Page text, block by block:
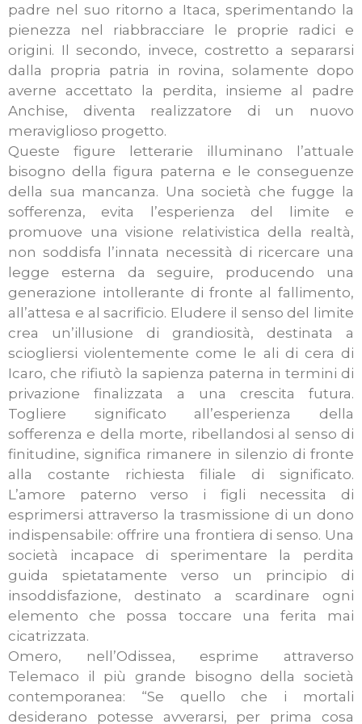
padre nel suo ritorno a Itaca, sperimentando la
pienezza nel riabbracciare le proprie radici e
origini. Il secondo, invece, costretto a separarsi
dalla propria patria in rovina, solamente dopo
averne accettato la perdita, insieme al padre
Anchise, diventa realizzatore di un nuovo
meraviglioso progetto.
Queste figure letterarie illuminano l’attuale
bisogno della figura paterna e le conseguenze
della sua mancanza. Una società che fugge la
sofferenza, evita l’esperienza del limite e
promuove una visione relativistica della realtà,
non soddisfa l’innata necessità di ricercare una
legge esterna da seguire, producendo una
generazione intollerante di fronte al fallimento,
all’attesa e al sacrificio. Eludere il senso del limite
crea un’illusione di grandiosità, destinata a
sciogliersi violentemente come le ali di cera di
Icaro, che rifiutò la sapienza paterna in termini di
privazione finalizzata a una crescita futura.
Togliere significato all’esperienza della
sofferenza e della morte, ribellandosi al senso di
finitudine, significa rimanere in silenzio di fronte
alla costante richiesta filiale di significato.
L’amore paterno verso i figli necessita di
esprimersi attraverso la trasmissione di un dono
indispensabile: offrire una frontiera di senso. Una
società incapace di sperimentare la perdita
guida spietatamente verso un principio di
insoddisfazione, destinato a scardinare ogni
elemento che possa toccare una ferita mai
cicatrizzata.
Omero, nell’Odissea, esprime attraverso
Telemaco il più grande bisogno della società
contemporanea: “Se quello che i mortali
desiderano potesse avverarsi, per prima cosa